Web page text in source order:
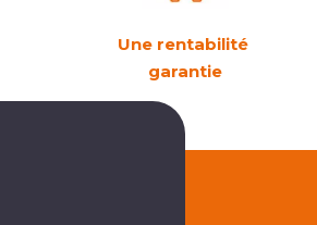
Une rentabilité
garantie